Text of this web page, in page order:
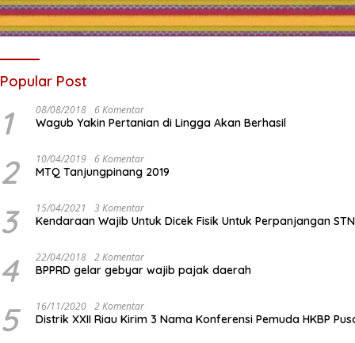
Popular Post
1 08/08/2018 6 Komentar
Wagub Yakin Pertanian di Lingga Akan Berhasil
2 10/04/2019 6 Komentar
MTQ Tanjungpinang 2019
3 15/04/2021 3 Komentar
Kendaraan Wajib Untuk Dicek Fisik Untuk Perpanjangan
4 22/04/2018 2 Komentar
BPPRD gelar gebyar wajib pajak daerah
5 16/11/2020 2 Komentar
Distrik XXII Riau Kirim 3 Nama Konferensi Pemuda HKBP